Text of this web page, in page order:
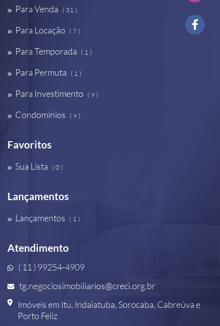
Para Venda ( 31 )
Para Locação ( 7 )
Para Temporada ( 1 )
Para Permuta ( 1 )
Para Investimento ( 9 )
Condomínios ( 9 )
Favoritos
Sua Lista ( 0 )
Lançamentos
Lançamentos ( 1 )
Atendimento
( 11 ) 99254-4909
tg.negociosimobiliarios@creci.org.br
Imóveis em Itu, Indaiatuba, Sorocaba, Cabreúva e
Porto Feliz